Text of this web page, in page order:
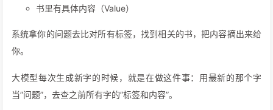
书里有具体内容（Value）
系统拿你的问题去比对所有标签，找到相关的书，把内容摘出来给
你。
大模型每次生成新字的时候，就是在做这件事：用最新的那个字
当”问题”，去查之前所有字的”标签和内容”。